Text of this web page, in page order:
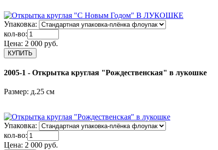
Упаковка:
кол-во:
Цена: 2 000 руб.
2005-1 - Открытка круглая "Рождественская" в лукошке
Размер: д.25 см
Упаковка:
кол-во:
Цена: 2 000 руб.